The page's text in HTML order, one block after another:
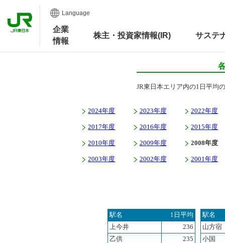
Language
企業
情報
株主・投資家情報(IR) サステ
JR東日本エリア内の1日平均
2024年度 2023年度 2022年度
2017年度 2016年度 2015年度
2010年度 2009年度 2008年度
2003年度 2002年度 2001年度
駅名
1日平均
上今井
236
乙供
235
駅名
山方宿
小国